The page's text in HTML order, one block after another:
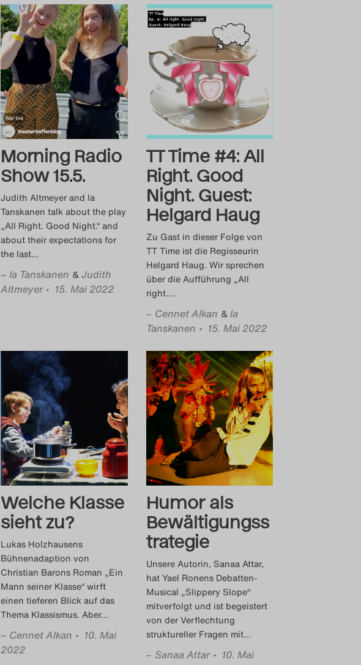
Morning Radio
Show 15.5.
Judith Altmeyer and Ia
Tanskanen talk about the play
„All Right. Good Night.“ and
about their expectations for
the last…
– Ia Tanskanen &Judith
Altmeyer • 15. Mai 2022
TT Time #4: All
Right. Good
Night. Guest:
Helgard Haug
Zu Gast in dieser Folge von
TT Time ist die Regisseurin
Helgard Haug. Wir sprechen
über die Aufführung „All
right.…
– Cennet Alkan &Ia
Tanskanen • 15. Mai 2022
Welche Klasse
sieht zu?
Lukas Holzhausens
Bühnenadaption von
Christian Barons Roman „Ein
Mann seiner Klasse“ wirft
einen tieferen Blick auf das
Thema Klassismus. Aber…
– Cennet Alkan • 10. Mai
2022
Humor als
Bewältigungss
trategie
Unsere Autorin, Sanaa Attar,
hat Yael Ronens Debatten-
Musical „Slippery Slope“
mitverfolgt und ist begeistert
von der Verflechtung
struktureller Fragen mit…
– Sanaa Attar • 10. Mai